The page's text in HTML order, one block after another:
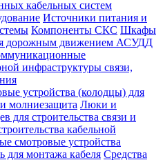
кабельных систем
Источники питания и
Компоненты СКС Шкафы
дорожным движением АСУДД
инфраструктуры связи,
устройства (колодцы) для
молниезащита Люки и
для строительства связи и
кабельной
смотровые устройства
для монтажа кабеля Средства